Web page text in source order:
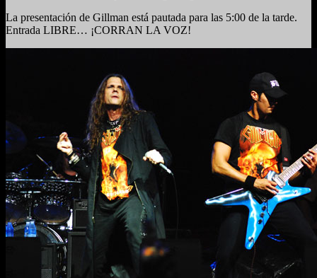
La presentación de Gillman está pautada para las 5:00 de la tarde.
Entrada LIBRE… ¡CORRAN LA VOZ!